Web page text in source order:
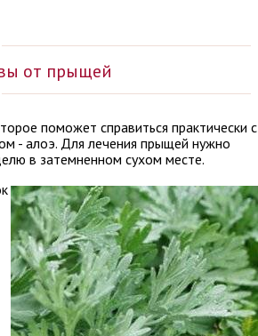
от прыщей
поможет справиться практически с
- алоэ. Для лечения прыщей нужно
в затемненном сухом месте.